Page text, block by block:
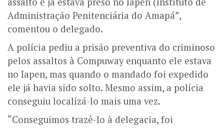
Administração Penitenciária do Amapá”,
comentou o delegado.
A polícia pediu a prisão preventiva do criminoso
pelos assaltos à Compuway enquanto ele estava
no Iapen, mas quando o mandado foi expedido
ele já havia sido solto. Mesmo assim, a polícia
conseguiu localizá-lo mais uma vez.
“Conseguimos trazê-lo à delegacia, foi